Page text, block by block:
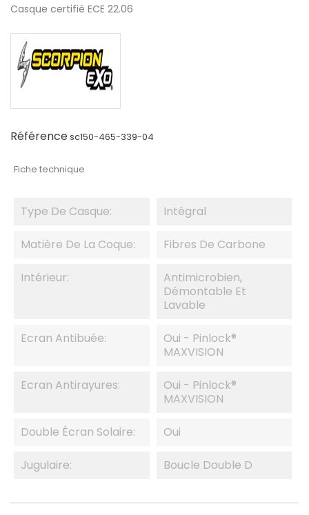
Casque certifié ECE 22.06
Référencesc150-465-339-04
Fiche technique
Type De Casque: Intégral
Matière De La Coque: Fibres De Carbone
Intérieur:
Antimicrobien,
Démontable Et
Lavable
Ecran Antibuée:
Oui - Pinlock®
MAXVISION
Ecran Antirayures:
Oui - Pinlock®
MAXVISION
Double Écran Solaire: Oui
Jugulaire: Boucle Double D